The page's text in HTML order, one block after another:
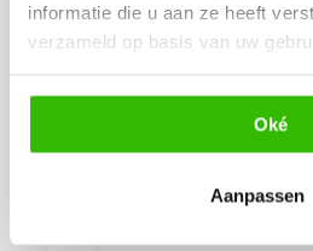
informatie die u aan ze heeft
verzameld op basis van uw
Oké
Aanpassen
Kosten:
Evenement